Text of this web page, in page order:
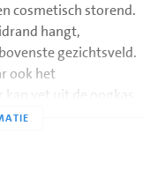
cosmetisch storend.
hangt,
gezichtsveld.
ook het
vet uit de oogkas
zwelling van het